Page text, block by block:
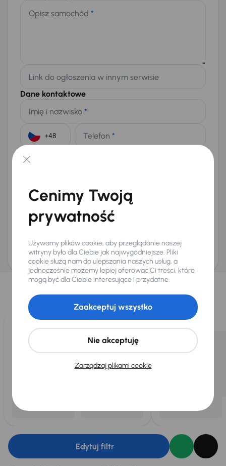
Opisz samochód *
Link do ogłoszenia w innym serwisie
Dane kontaktowe
Imię i nazwisko *
Telefon *
E-mail
Na numer telefonu (opcjonalnie)
Wyślij zapytanie
ani zagwarantowaną dostępnością pojazdu. AURES Holdings a.s., z siedzibą
Dopraváků 874/15, Čimice, 184 00 Praga 8, będzie przechowywać i przetwarzać
Twoje dane osobowe zgodnie z zasadami ochrony i przetwarzaniadanych
osobowych
Wybraliśmy dla Ciebie
Wybieramy dla Ciebienajlepsze pojazdyz naszej oferty. Kupimy
dla Ciebiedo 400 pojazdówkażdego dnia.
Edytuj filtr
Cenimy Twoją
prywatność
Używamy plików cookie, aby przeglądanie naszej
witryny było dla Ciebie jak najwygodniejsze. Pliki
cookie służą nam do ulepszania naszych usług, a
jednocześnie możemy lepiej oferować Ci treści, które
mogą być dla Ciebie interesujące i przydatne.
Zarządzaj plikami cookie
Nie akceptuję
Zaakceptuj wszystko